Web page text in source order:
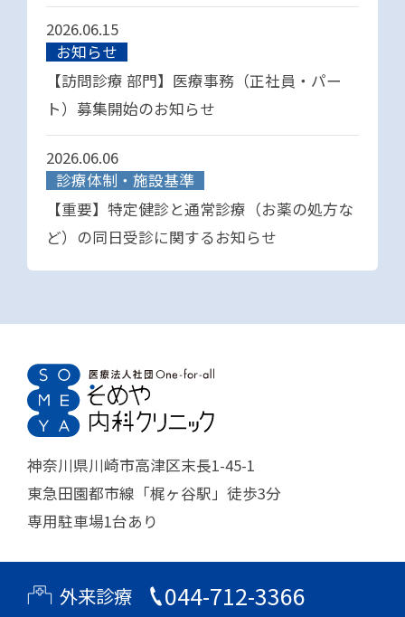
2026.06.15
お知らせ
【訪問診療 部門】医療事務（正社員・パー
ト）募集開始のお知らせ
2026.06.06
診療体制・施設基準
【重要】特定健診と通常診療（お薬の処方な
ど）の同日受診に関するお知らせ
神奈川県川崎市高津区末長1-45-1
東急田園都市線「梶ヶ谷駅」徒歩3分
専用駐車場1台あり
外来診療 044-712-3366